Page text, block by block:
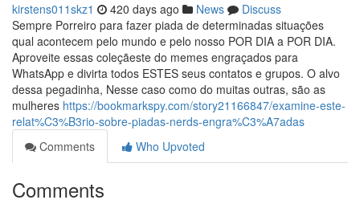
kirstens011skz1 420 days ago News
Discuss
Sempre Porreiro para fazer piada de determinadas situações
qual acontecem pelo mundo e pelo nosso POR DIA a POR DIA.
Aproveite essas coleçãeste do memes engraçados para
WhatsApp e divirta todos ESTES seus contatos e grupos. O alvo
dessa pegadinha, Nesse caso como do muitas outras, são as
mulheres https://bookmarkspy.com/story21166847/examine-este-
relat%C3%B3rio-sobre-piadas-nerds-engra%C3%A7adas
Comments
Who Upvoted
Comments